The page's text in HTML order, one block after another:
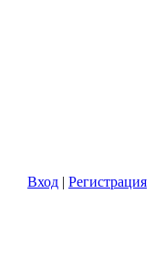
Вход | Регистрация